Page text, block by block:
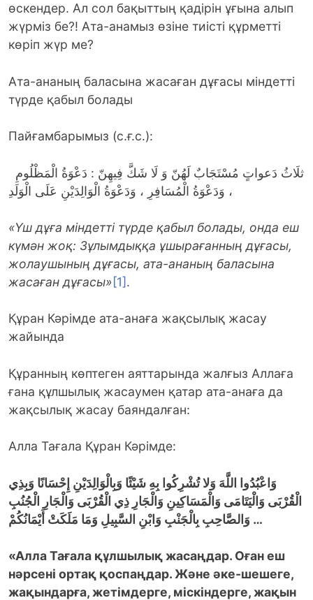
өскендер. Ал сол бақыттың қадірін ұғына алып
жүрміз бе?! Ата-анамыз өзіне тиісті құрметті
көріп жүр ме?
Ата-ананың баласына жасаған дұғасы міндетті
түрде қабыл болады
Пайғамбарымыз (с.ғ.с.):
، وَدَعْوَةُ الْمُسَافِرِ ، وَدَعْوَةُ الْوَالِدَيْنِ عَلَى الْوَلَدِ
«Үш дұға міндетті түрде қабыл болады, онда еш
күмән жоқ: Зұлымдыққа ұшырағанның дұғасы,
жолаушының дұғасы, ата-ананың баласына
жасаған дұғасы» [1].
Құран Кәрімде ата-анаға жақсылық жасау
жайында
Құранның көптеген аяттарында жалғыз Аллаға
ғана құлшылық жасаумен қатар ата-анаға да
жақсылық жасау баяндалған:
Алла Тағала Құран Кәрімде:
وَاعْبُدُوا اللَّهَ وَلا تُشْرِكُوا بِهِ شَيْئًا وَبِالْوَالِدَيْنِ إِحْسَانًا وَبِذِي
الْقُرْبَى وَالْيَتَامَى وَالْمَسَاكِينِ وَالْجَارِ ذِي الْقُرْبَى وَالْجَارِ الْجُنُبِ
وَالصَّاحِبِ بِالْجَنْبِ وَابْنِ السَّبِيلِ وَمَا مَلَكَتْ أَيْمَانُكُمْ …
«Алла Тағала құлшылықжасаңдар. Оған еш
нәрсені ортақ қоспаңдар. Және әке-шешеге,
жақындарға, жетімдерге, міскіндерге, жақын